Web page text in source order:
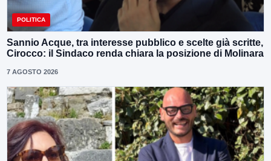
POLITICA
Sannio Acque, tra interesse pubblico e scelte già scritte,
Cirocco: il Sindaco renda chiara la posizione di Molinara
7 AGOSTO 2026